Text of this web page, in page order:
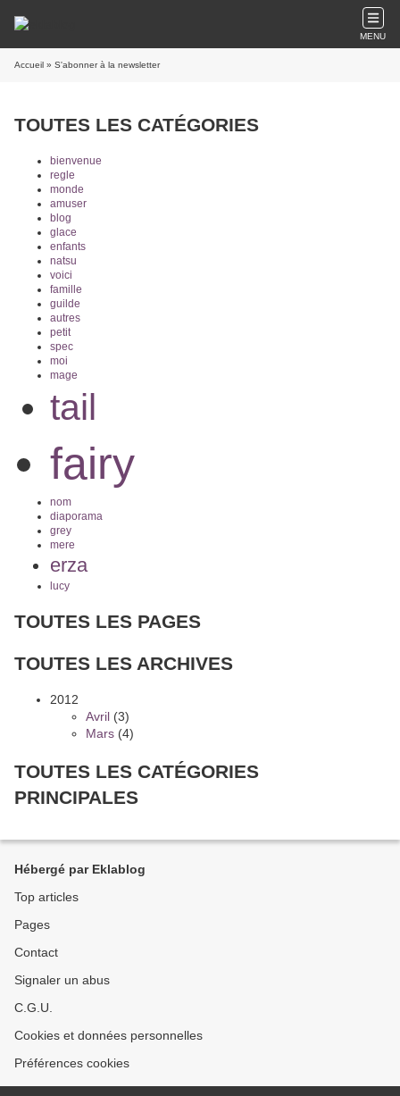
MENU
Accueil » S'abonner à la newsletter
TOUTES LES CATÉGORIES
bienvenue
regle
monde
amuser
blog
glace
enfants
natsu
voici
famille
guilde
autres
petit
spec
moi
mage
tail
fairy
nom
diaporama
grey
mere
erza
lucy
TOUTES LES PAGES
TOUTES LES ARCHIVES
2012
Avril (3)
Mars (4)
TOUTES LES CATÉGORIES
PRINCIPALES
Hébergé par Eklablog
Top articles
Pages
Contact
Signaler un abus
C.G.U.
Cookies et données personnelles
Préférences cookies